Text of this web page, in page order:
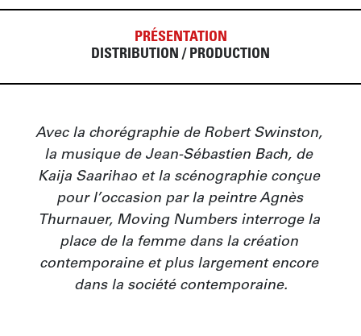
PRÉSENTATION
DISTRIBUTION / PRODUCTION
Avec la chorégraphie de Robert Swinston,
la musique de Jean-Sébastien Bach, de
Kaija Saarihao et la scénographie conçue
pour l’occasion par la peintre Agnès
Thurnauer, Moving Numbers interroge la
place de la femme dans la création
contemporaine et plus largement encore
dans la société contemporaine.